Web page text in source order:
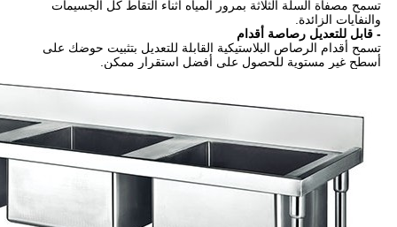
تسمح مصفاة السلة الثلاثة بمرور المياه أثناء التقاط كل الجسيمات
والنفايات الزائدة.
- قابل للتعديل رصاصة أقدام
تسمح أقدام الرصاص البلاستيكية القابلة للتعديل بتثبيت حوضك على
أسطح غير مستوية للحصول على أفضل استقرار ممكن.